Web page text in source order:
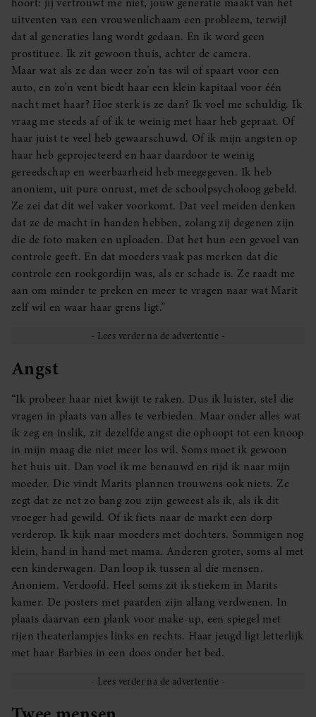
uitventen van een vrouwenlichaam een probleem, terwijl
dat al generaties lang wordt gedaan. En ik word geen
prostituee. Ik zit gewoon thuis, achter de camera.
Maar wat als ze dan weer zo’n tas wil of spaart voor een
auto, en zo’n vent biedt haar een klein kapitaal voor één
nacht met haar? Hoe sterk is ze dan? Ik voel me schuldig. Ik
vraag me steeds af of ik te weinig met haar heb gepraat. Of
haar juist te veel heb gewaarschuwd. Of ik mijn angsten op
haar heb geprojecteerd en haar daardoor te weinig
gereedschap en weerbaarheid heb meegegeven. Ik heb
anoniem, uit pure onrust, met de schoolpsycholoog gebeld.
Ze zei dat dit wel vaker voorkomt. Dat veel meiden denken
dat ze de macht in handen hebben, zolang zij degenen zijn
die de foto maken en uploaden. Dat het hun een gevoel van
controle geeft. En dat moeders vaak pas merken dat die
controle een rookgordijn was, als er schade is. Ze raadt me
aan om minder te preken en meer te vragen naar wat Marit
zelf wil en waar haar grens ligt.”
Angst
“Ik probeer haar niet kwijt te raken. Dus ik luister, stel die
vragen in plaats van alles te verbieden. Maar onder alles wat
ik zeg en inslik, zit dezelfde angst die ophoopt tot een knoop
in mijn maag die niet meer los wil. Soms moet ik gewoon
het huis uit. Dan voel ik me benauwd en rijd ik naar mijn
moeder. Die vindt Marits plannen trouwens ook niets. Ze
zegt dat ze net zo bang zou zijn geweest als ik, als ik dit
vroeger had gewild. Of ik fiets naar de markt een dorp
verderop. Ik kijk naar moeders met dochters. Sommigen nog
klein, hand in hand met mama. Anderen groter, soms al met
een kinderwagen. Dan loop ik tussen al die mensen.
Anoniem. Verdoofd. Heel soms zit ik stiekem in Marits
kamer. De posters met paarden zijn allang verdwenen. In
plaats daarvan een plank voor make-up, een spiegel met
rijen theaterlampjes links en rechts. Haar jeugd ligt letterlijk
met haar Barbies in een doos onder het bed.